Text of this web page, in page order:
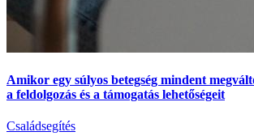
Amikor egy súlyos betegség mindent
a feldolgozás és a támogatás lehetőségeit
Családsegítés